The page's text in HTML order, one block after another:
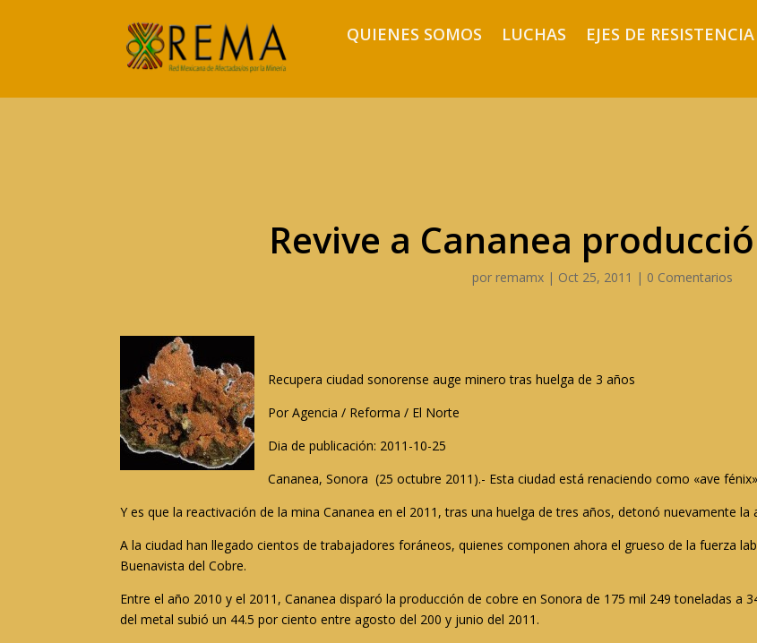
QUIENES SOMOS LUCHAS EJES DE RESISTENCIA
Revive a Cananea
por remamx| Oct 25, 2011 | 0 Comentarios
Recupera ciudad sonorense auge minero tras huelga de 3 años
Por Agencia / Reforma / El Norte
Dia de publicación: 2011-10-25
Cananea, Sonora (25 octubre 2011).- Esta ciudad está renaciendo como «ave
Y es que la reactivación de la mina Cananea en el 2011, tras una huelga de tres años, detonó nuevamente la
A la ciudad han llegado cientos de trabajadores foráneos, quienes componen ahora el grueso de la fuerza
Buenavista del Cobre.
Entre el año 2010 y el 2011, Cananea disparó la producción de cobre en Sonora de 175 mil 249 toneladas a
del metal subió un 44.5 por ciento entre agosto del 200 y junio del 2011.